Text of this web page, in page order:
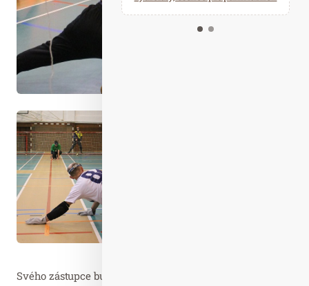
Kalendář událostí
Odebírejte náš newsletter
Svého zástupce bude mít mezi elitní sedmičkou i Česko,